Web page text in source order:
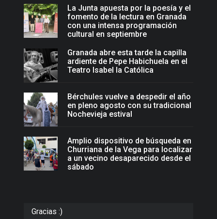
La Junta apuesta por la poesía y el
fomento de la lectura en Granada
con una intensa programación
cultural en septiembre
Granada abre esta tarde la capilla
ardiente de Pepe Habichuela en el
Teatro Isabel la Católica
Bérchules vuelve a despedir el año
en pleno agosto con su tradicional
Nochevieja estival
Amplio dispositivo de búsqueda en
Churriana de la Vega para localizar
a un vecino desaparecido desde el
sábado
Gracias :)